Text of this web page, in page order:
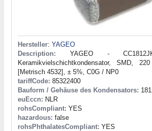
Hersteller: YAGEO
Description: YAGEO -
Keramikvielschichtkondensator, SMD,
[Metrisch 4532], ± 5%, C0G / NP0
tariffCode: 85322400
Bauform / Gehäuse des Kondensators:
euEccn: NLR
rohsCompliant: YES
hazardous: false
rohsPhthalatesCompliant: YES